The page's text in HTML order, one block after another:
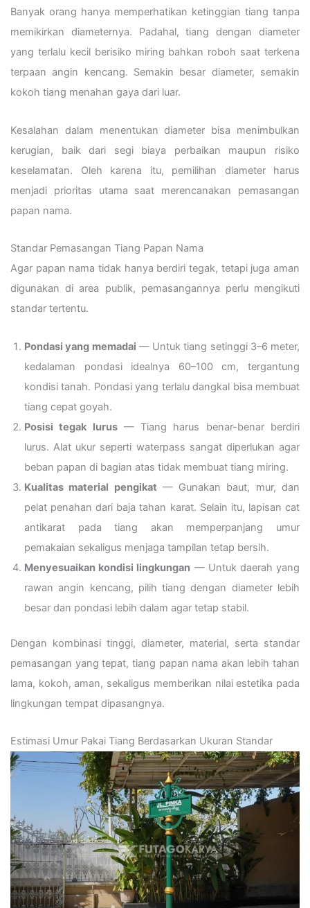
Banyak orang hanya memperhatikan ketinggian tiang tanpa
memikirkan diameternya. Padahal, tiang dengan diameter
yang terlalu kecil berisiko miring bahkan roboh saat terkena
terpaan angin kencang. Semakin besar diameter, semakin
kokoh tiang menahan gaya dari luar.
Kesalahan dalam menentukan diameter bisa menimbulkan
kerugian, baik dari segi biaya perbaikan maupun risiko
keselamatan. Oleh karena itu, pemilihan diameter harus
menjadi prioritas utama saat merencanakan pemasangan
papan nama.
Standar Pemasangan Tiang Papan Nama
Agar papan nama tidak hanya berdiri tegak, tetapi juga aman
digunakan di area publik, pemasangannya perlu mengikuti
standar tertentu.
Pondasi yang memadai — Untuk tiang setinggi 3–6 meter,
kedalaman pondasi idealnya 60–100 cm, tergantung
kondisi tanah. Pondasi yang terlalu dangkal bisa membuat
tiang cepat goyah.
Posisi tegak lurus— Tiang harus benar-benar berdiri
lurus. Alat ukur seperti waterpass sangat diperlukan agar
beban papan di bagian atas tidak membuat tiang miring.
Kualitas material pengikat — Gunakan baut, mur, dan
pelat penahan dari baja tahan karat. Selain itu, lapisan cat
antikarat pada tiang akan memperpanjang umur
pemakaian sekaligus menjaga tampilan tetap bersih.
Menyesuaikan kondisi lingkungan — Untuk daerah yang
rawan angin kencang, pilih tiang dengan diameter lebih
besar dan pondasi lebih dalam agar tetap stabil.
Dengan kombinasi tinggi, diameter, material, serta standar
pemasangan yang tepat, tiang papan nama akan lebih tahan
lama, kokoh, aman, sekaligus memberikan nilai estetika pada
lingkungan tempat dipasangnya.
Estimasi Umur Pakai Tiang Berdasarkan Ukuran Standar